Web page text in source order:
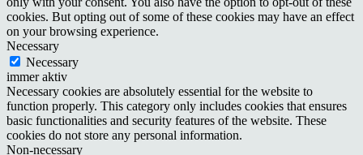
cookies. But opting out of some of these cookies may have an effect
on your browsing experience.
Necessary
Necessary
immer aktiv
Necessary cookies are absolutely essential for the website to
function properly. This category only includes cookies that ensures
basic functionalities and security features of the website. These
cookies do not store any personal information.
Non-necessary